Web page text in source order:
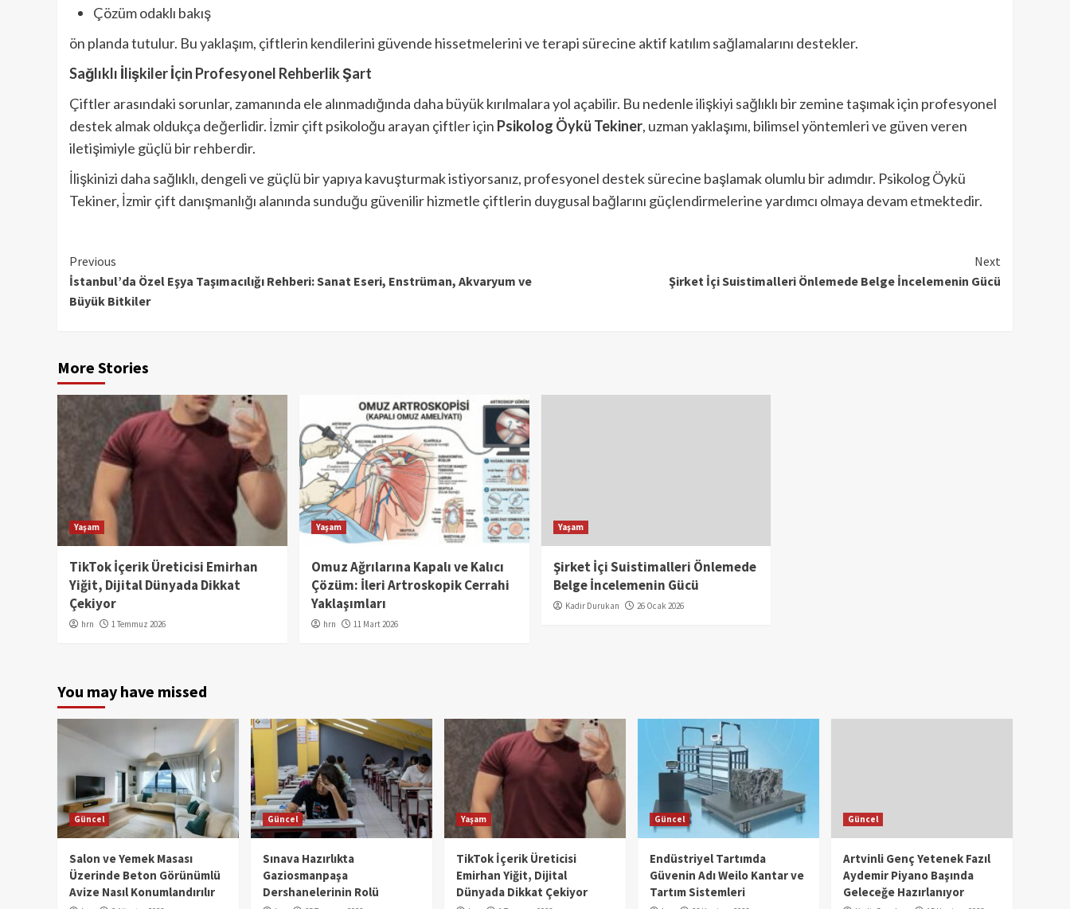
Çözüm odaklı bakış
ön planda tutulur. Bu yaklaşım, çiftlerin kendilerini güvende hissetmelerini ve terapi sürecine aktif katılım sağlamalarını destekler.
Sağlıklı İlişkiler İçin Profesyonel Rehberlik Şart
Çiftler arasındaki sorunlar, zamanında ele alınmadığında daha büyük kırılmalara yol açabilir. Bu nedenle ilişkiyi sağlıklı bir zemine taşımak için profesyonel
destek almak oldukça değerlidir. İzmir çift psikoloğu arayan çiftler için Psikolog Öykü Tekiner, uzman yaklaşımı, bilimsel yöntemleri ve güven veren
iletişimiyle güçlü bir rehberdir.
İlişkinizi daha sağlıklı, dengeli ve güçlü bir yapıya kavuşturmak istiyorsanız, profesyonel destek sürecine başlamak olumlu bir adımdır. Psikolog Öykü
Tekiner, İzmir çift danışmanlığı alanında sunduğu güvenilir hizmetle çiftlerin duygusal bağlarını güçlendirmelerine yardımcı olmaya devam etmektedir.
Continue
Reading
Previous
İstanbul’da Özel Eşya Taşımacılığı Rehberi: Sanat Eseri, Enstrüman, Akvaryum ve
Büyük Bitkiler
Next
Şirket İçi Suistimalleri Önlemede Belge İncelemenin Gücü
More Stories
Yaşam
TikTok İçerik Üreticisi Emirhan
Yiğit, Dijital Dünyada Dikkat
Çekiyor
hrn 1 Temmuz 2026
Yaşam
Omuz Ağrılarına Kapalı ve Kalıcı
Çözüm: İleri Artroskopik Cerrahi
Yaklaşımları
hrn 11 Mart 2026
Yaşam
Şirket İçi Suistimalleri Önlemede
Belge İncelemenin Gücü
Kadir Durukan 26 Ocak 2026
You may have missed
Güncel
Salon ve Yemek Masası
Üzerinde Beton Görünümlü
Avize Nasıl Konumlandırılır
Güncel
Sınava Hazırlıkta
Gaziosmanpaşa
Dershanelerinin Rolü
Yaşam
TikTok İçerik Üreticisi
Emirhan Yiğit, Dijital
Dünyada Dikkat Çekiyor
Güncel
Endüstriyel Tartımda
Güvenin Adı Weilo Kantar ve
Tartım Sistemleri
Güncel
Artvinli Genç Yetenek Fazıl
Aydemir Piyano Başında
Geleceğe Hazırlanıyor